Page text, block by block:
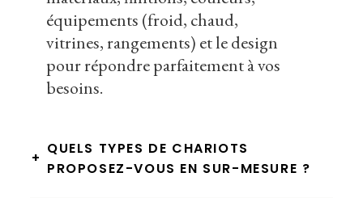
équipements (froid, chaud,
vitrines, rangements) et le design
pour répondre parfaitement à vos
besoins.
+
QUELS TYPES DE CHARIOTS
PROPOSEZ-VOUS EN SUR-MESURE ?